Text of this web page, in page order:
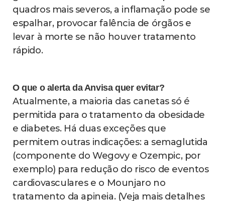
quadros mais severos, a inflamação pode se
espalhar, provocar falência de órgãos e
levar à morte se não houver tratamento
rápido.
O que o alerta da Anvisa quer evitar?
Atualmente, a maioria das canetas só é
permitida para o tratamento da obesidade
e diabetes. Há duas exceções que
permitem outras indicações: a semaglutida
(componente do Wegovy e Ozempic, por
exemplo) para redução do risco de eventos
cardiovasculares e o Mounjaro no
tratamento da apineia. (Veja mais detalhes